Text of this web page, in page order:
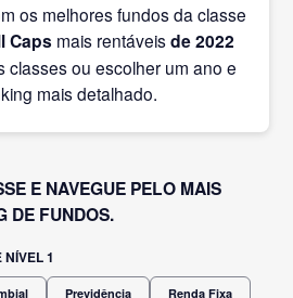
os melhores fundos da classe
Caps mais rentáveisde 2022
classes ou escolher um ano e
mais detalhado.
E NAVEGUE PELO MAIS
DE FUNDOS.
1
Previdência
Renda Fixa